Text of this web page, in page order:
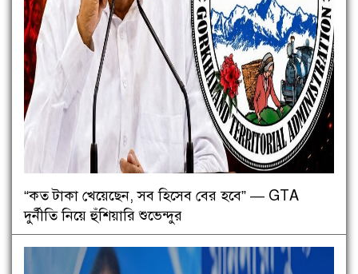
“কত টাকা খেয়েছেন, সব হিসেব বের হবে” — GTA
দুর্নীতি নিয়ে হুঁশিয়ারি শুভেন্দুর